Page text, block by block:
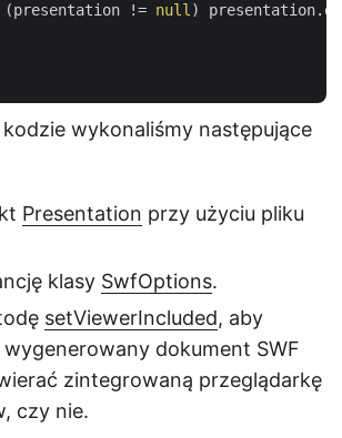
(presentation != null)
wykonaliśmy następujące
Presentation przy użyciu pliku
klasy SwfOptions.
setViewerIncluded, aby
dokument SWF
zintegrowaną przeglądarkę
czy nie.